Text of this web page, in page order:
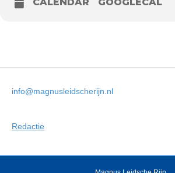
info@magnusleidscherijn.nl
Redactie